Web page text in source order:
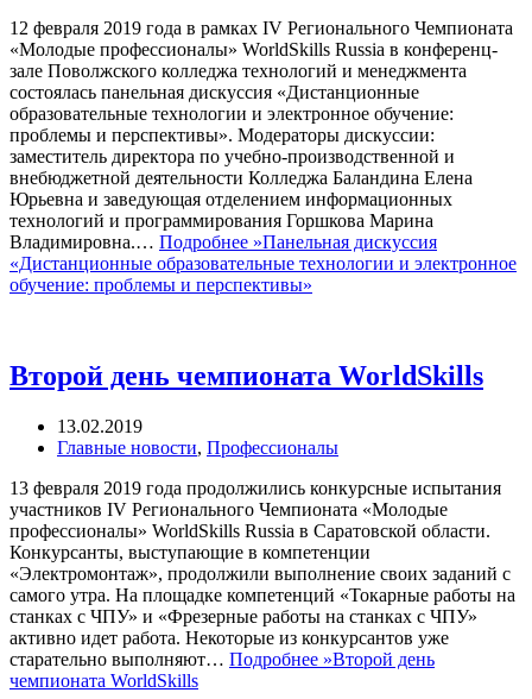
12 февраля 2019 года в рамках IV Регионального Чемпионата
«Молодые профессионалы» WorldSkills Russia в конференц-
зале Поволжского колледжа технологий и менеджмента
состоялась панельная дискуссия «Дистанционные
образовательные технологии и электронное обучение:
проблемы и перспективы». Модераторы дискуссии:
заместитель директора по учебно-производственной и
внебюджетной деятельности Колледжа Баландина Елена
Юрьевна и заведующая отделением информационных
технологий и программирования Горшкова Марина
Владимировна.… Подробнее »Панельная дискуссия
«Дистанционные образовательные технологии и электронное
обучение: проблемы и перспективы»
Второй день чемпионата WorldSkills
13.02.2019
Главные новости, Профессионалы
13 февраля 2019 года продолжились конкурсные испытания
участников IV Регионального Чемпионата «Молодые
профессионалы» WorldSkills Russia в Саратовской области.
Конкурсанты, выступающие в компетенции
«Электромонтаж», продолжили выполнение своих заданий с
самого утра. На площадке компетенций «Токарные работы на
станках с ЧПУ» и «Фрезерные работы на станках с ЧПУ»
активно идет работа. Некоторые из конкурсантов уже
старательно выполняют… Подробнее »Второй день
чемпионата WorldSkills